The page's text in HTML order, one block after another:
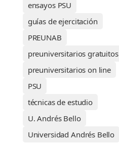
ensayos PSU
guías de ejercitación
PREUNAB
preuniversitarios gratuitos
preuniversitarios on line
PSU
técnicas de estudio
U. Andrés Bello
Universidad Andrés Bello